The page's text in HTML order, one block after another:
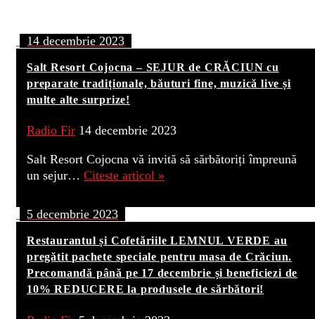
14 decembrie 2023
Salt Resort Cojocna – SEJUR de CRĂCIUN cu
preparate tradiționale, băuturi fine, muzică live și
multe alte surprize!
Radio Fir 14 decembrie 2023
Salt Resort Cojocna vă invită să sărbătoriți împreună
un sejur… Citeste articol »
5 decembrie 2023
Restaurantul și Cofetăriile LEMNUL VERDE au
pregătit pachete speciale pentru masa de Crăciun.
Precomandă până pe 17 decembrie și beneficiezi de
10% REDUCERE la produsele de sărbători!